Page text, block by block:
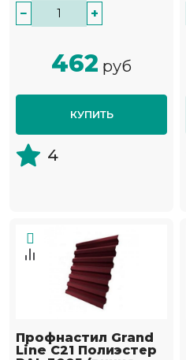
− +
462 руб
КУПИТЬ
4
Профнастил Grand
Line С21 Полиэстер